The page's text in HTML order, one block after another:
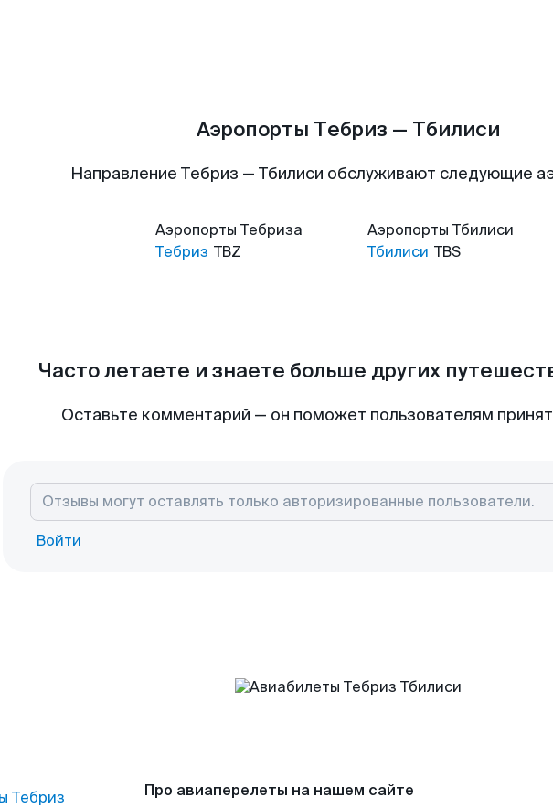
Аэропорты Тебриз — Тбилиси
Направление Тебриз — Тбилиси обслуживают следующие
Аэропорты Тебриза
Тебриз TBZ
Аэропорты Тбилиси
Тбилиси TBS
Часто летаете и знаете больше других
Оставьте комментарий — он поможет пользователям
Войти
Тебриз
Про авиаперелеты на нашем сайте